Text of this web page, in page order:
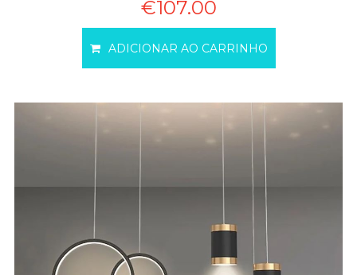
€107.00
ADICIONAR AO CARRINHO